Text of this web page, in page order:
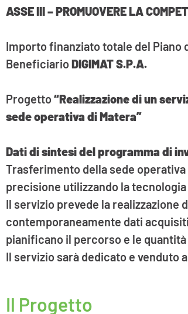
ASSE III – PROMUOVERE LA
Importo finanziato totale del Piano
BeneficiarioDIGIMAT S.P.A.
Progetto“Realizzazione di un
sede operativa di Matera”
Dati di sintesi del programma di
Trasferimento della sede
precisione utilizzando la
Il servizio prevede la realizzazione
contemporaneamente dati
pianificano il percorso e le
Il servizio sarà dedicato e venduto
Il Progetto